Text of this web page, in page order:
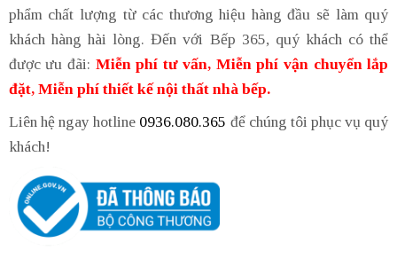
phẩm chất lượng từ các thương hiệu hàng đầu sẽ làm quý
khách hàng hài lòng. Đến với Bếp 365, quý khách có thể
được ưu đãi: Miễn phí tư vấn, Miễn phí vận chuyển lắp
đặt, Miễn phí thiết kế nội thất nhà bếp.
Liên hệ ngay hotline 0936.080.365 để chúng tôi phục vụ quý
khách!